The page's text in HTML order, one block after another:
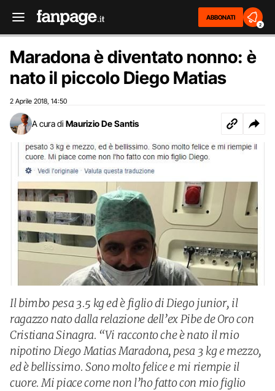
ABBONATI
2
Maradona è diventato nonno: è
nato il piccolo Diego Matias
2 Aprile 2018 14:50
A cura di Maurizio De Santis
Il bimbo pesa 3.5 kg ed è figlio di Diego junior, il
ragazzo nato dalla relazione dell’ex Pibe de Oro con
Cristiana Sinagra. “Vi racconto che è nato il mio
nipotino Diego Matias Maradona, pesa 3 kg e mezzo,
ed è bellissimo. Sono molto felice e mi riempie il
cuore. Mi piace come non l’ho fatto con mio figlio